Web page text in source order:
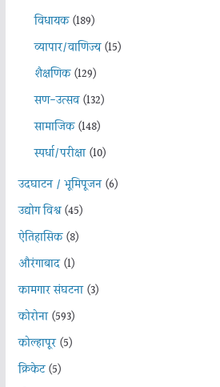
विधायक(189)
व्यापार/वाणिज्य(15)
शैक्षणिक(129)
सण-उत्सव(132)
सामाजिक(148)
स्पर्धा/परीक्षा(10)
उदघाटन / भूमिपूजन(6)
उद्योग विश्व(45)
ऐतिहासिक(8)
औरंगाबाद(1)
कामगार संघटना(3)
कोरोना(593)
कोल्हापूर(5)
क्रिकेट(5)